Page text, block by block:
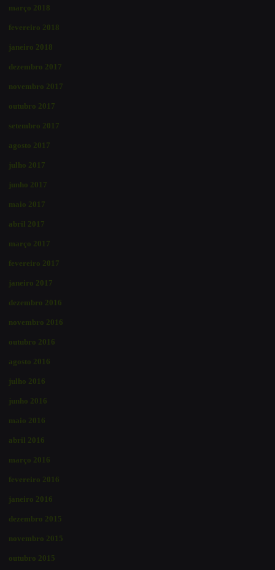
março 2018
fevereiro 2018
janeiro 2018
dezembro 2017
novembro 2017
outubro 2017
setembro 2017
agosto 2017
julho 2017
junho 2017
maio 2017
abril 2017
março 2017
fevereiro 2017
janeiro 2017
dezembro 2016
novembro 2016
outubro 2016
agosto 2016
julho 2016
junho 2016
maio 2016
abril 2016
março 2016
fevereiro 2016
janeiro 2016
dezembro 2015
novembro 2015
outubro 2015